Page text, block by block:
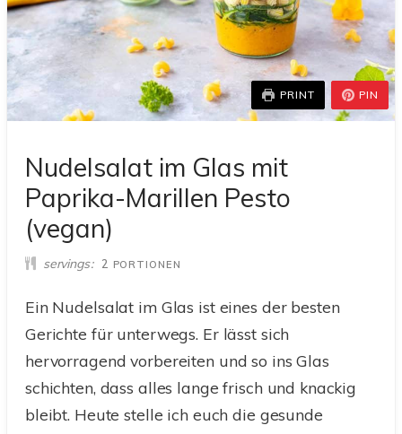
PRINT PIN
Nudelsalat im Glas mit
Paprika-Marillen Pesto
(vegan)
servings 2 PORTIONEN
Ein Nudelsalat im Glas ist eines der besten
Gerichte für unterwegs. Er lässt sich
hervorragend vorbereiten und so ins Glas
schichten, dass alles lange frisch und knackig
bleibt. Heute stelle ich euch die gesunde